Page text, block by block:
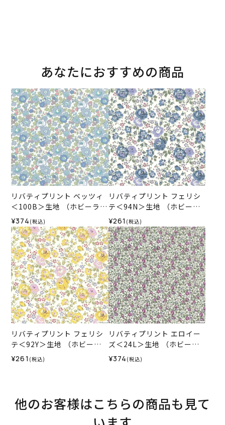
あなたにおすすめの商品
リバティプリント ベッツィ
＜100B＞生地 （ホビーラホ
ビーレオリジナル）2026SS
¥374 (税込)
リバティプリント フェリシ
テ＜94N＞生地 （ホビーラ
ホビーレオリジナル）2025
SS
¥261 (税込)
リバティプリント フェリシ
テ＜92Y＞生地 （ホビーラ
ホビーレオリジナル）2025
¥261 (税込)
リバティプリント エロイー
ズ＜24L＞生地 （ホビーラ
ホビーレオリジナル）2025
¥374 (税込)
他のお客様はこちらの商品も見て